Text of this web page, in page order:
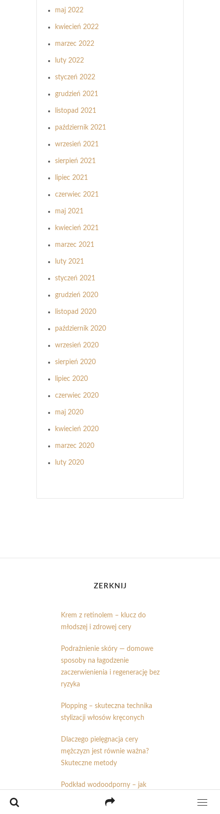
maj 2022
kwiecień 2022
marzec 2022
luty 2022
styczeń 2022
grudzień 2021
listopad 2021
październik 2021
wrzesień 2021
sierpień 2021
lipiec 2021
czerwiec 2021
maj 2021
kwiecień 2021
marzec 2021
luty 2021
styczeń 2021
grudzień 2020
listopad 2020
październik 2020
wrzesień 2020
sierpień 2020
lipiec 2020
czerwiec 2020
maj 2020
kwiecień 2020
marzec 2020
luty 2020
ZERKNIJ
Krem z retinolem – klucz do
młodszej i zdrowej cery
Podrażnienie skóry — domowe
sposoby na łagodzenie
zaczerwienienia i regenerację bez
ryzyka
Plopping – skuteczna technika
stylizacji włosów kręconych
Dlaczego pielęgnacja cery
mężczyzn jest równie ważna?
Skuteczne metody
Podkład wodoodporny – jak
wybrać idealny dla swojej cery?